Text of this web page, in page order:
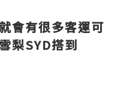
會有很多客運可
梨SYD搭到